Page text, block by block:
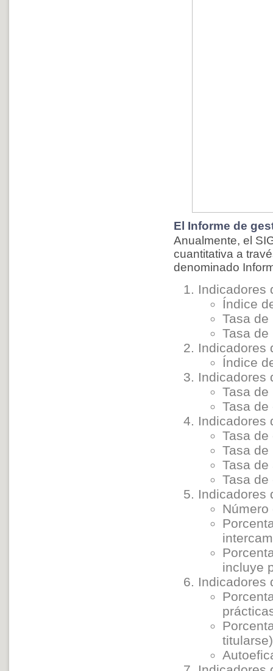
El Informe de
Anualmente, el
cuantitativa a
denominado
Indicadores
Índice
Tasa de
Tasa
Indicadores
Índice
Indicadores
Tasa
Tasa
Indicadores
Tasa
Tasa
Tasa
Tasa
Indicadores
incluye
Indicadores
titularse)